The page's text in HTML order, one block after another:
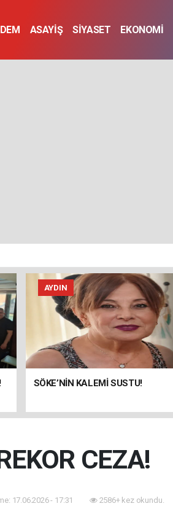
ASAYİŞ SİYASET EKONOMİ
AYDIN
SÖKE’NİN KALEMİ SUSTU!
CEZA!
17.06.2026 - 17:31 2586+ kez okundu.